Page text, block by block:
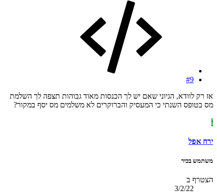
#9
אז רק לוודא, הגיוני שאם יש לך הכנסות מאוד גבוהות תצפה לך השלמת
מס בטופס השנתי כי המעסיק והברוקרים לא משלמים מס יסף במקור?
י
ירח אפל
משתמש בכיר
הצטרף ב
3/2/22